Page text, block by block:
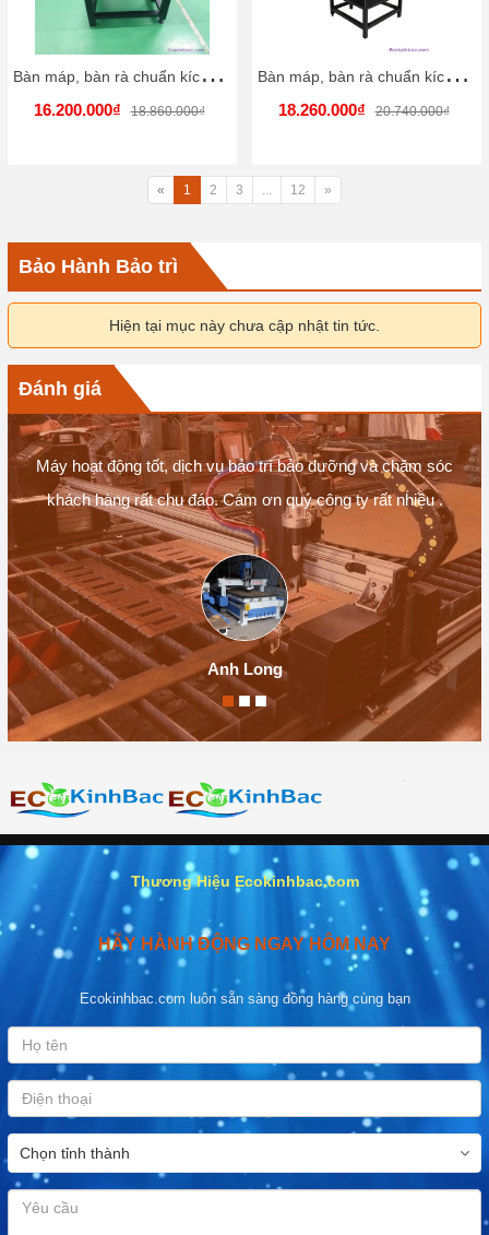
kho bàn map công ty eco kinh bắc
B
àn máp, bàn rà chuẩn kích thước 800x800x100mm.
16.200.000₫ 18.860.000₫
B
àn máp, bàn rà chuẩn kích thước 800x800x150mm
18.260.000₫ 20.740.000₫
« 1 2 3 ... 12 »
Bảo Hành Bảo trì
Hiện tại mục này chưa cập nhật tin tức.
Đánh giá
Máy hoạt động tốt, dịch vụ bảo trì bảo dưỡng và chăm sóc
khách hàng rất chu đáo. Cám ơn quý công ty rất nhiều .
Anh Long
Thương Hiệu Ecokinhbac.com
HÃY HÀNH ĐỘNG NGAY HÔM NAY
Ecokinhbac.com luôn sẵn sàng đồng hàng cùng bạn